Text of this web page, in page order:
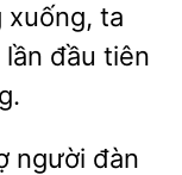
xuống, ta
đầu tiên
người